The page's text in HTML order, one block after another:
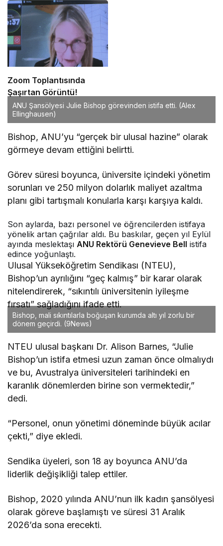
Zoom Toplantısında
Şaşırtan Görüntü!
ANU Şansölyesi Julie Bishop görevinden istifa etti. (Alex
Ellinghausen)
Bishop, ANU’yu “gerçek bir ulusal hazine” olarak
görmeye devam ettiğini belirtti.
Görev süresi boyunca, üniversite içindeki yönetim
sorunları ve 250 milyon dolarlık maliyet azaltma
planı gibi tartışmalı konularla karşı karşıya kaldı.
Son aylarda, bazı personel ve öğrencilerden istifaya
yönelik artan çağrılar aldı. Bu baskılar, geçen yıl Eylül
ayında meslektaşı ANU Rektörü Genevieve Bell istifa
edince yoğunlaştı.
Ulusal Yükseköğretim Sendikası (NTEU),
Bishop’un ayrılığını “geç kalmış” bir karar olarak
nitelendirerek, “sıkıntılı üniversitenin iyileşme
fırsatı” sağladığını ifade etti.
Bishop, mali sıkıntılarla boğuşan kurumda altı yıl zorlu bir
dönem geçirdi. (9News)
NTEU ulusal başkanı Dr. Alison Barnes, “Julie
Bishop’un istifa etmesi uzun zaman önce olmalıydı
ve bu, Avustralya üniversiteleri tarihindeki en
karanlık dönemlerden birine son vermektedir,”
dedi.
“Personel, onun yönetimi döneminde büyük acılar
çekti,” diye ekledi.
Sendika üyeleri, son 18 ay boyunca ANU’da
liderlik değişikliği talep ettiler.
Bishop, 2020 yılında ANU’nun ilk kadın şansölyesi
olarak göreve başlamıştı ve süresi 31 Aralık
2026’da sona erecekti.